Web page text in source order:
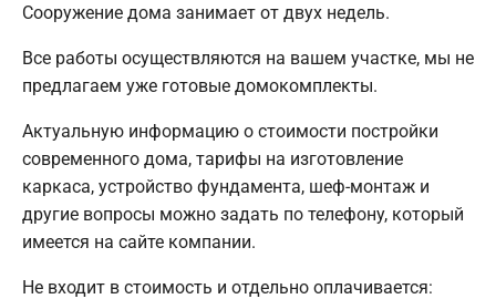
Сооружение дома занимает от двух недель.
Все работы осуществляются на вашем участке, мы не
предлагаем уже готовые домокомплекты.
Актуальную информацию о стоимости постройки
современного дома, тарифы на изготовление
каркаса, устройство фундамента, шеф-монтаж и
другие вопросы можно задать по телефону, который
имеется на сайте компании.
Не входит в стоимость и отдельно оплачивается: